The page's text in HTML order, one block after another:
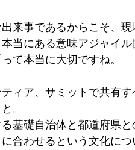
来事であるからこそ、
当にある意味アジャイ
て本当に大切ですね。
ィア、サミットで共有
。
基礎自治体と都道府県と
に合わせるという文化に